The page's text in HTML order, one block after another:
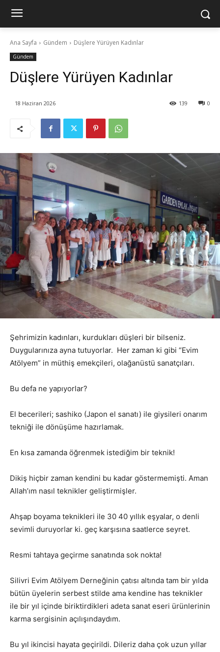
Ana Sayfa Gündem Düşlere Yürüyen Kadınlar
Gündem
Düşlere Yürüyen Kadınlar
18 Haziran 2026 0
139
Şehrimizin kadınları, kurdukları düşleri bir bilseniz.
Duygularınıza ayna tutuyorlar. Her zaman ki gibi “Evim
Atölyem” in müthiş emekçileri, olağanüstü sanatçıları.
Bu defa ne yapıyorlar?
El becerileri; sashiko (Japon el sanatı) ile giysileri onarım
tekniği ile dönüşüme hazırlamak.
En kısa zamanda öğrenmek istediğim bir teknik!
Dikiş hiçbir zaman kendini bu kadar göstermemişti. Aman
Allah’ım nasıl teknikler geliştirmişler.
Ahşap boyama teknikleri ile 30 40 yıllık eşyalar, o denli
sevimli duruyorlar ki. geç karşısına saatlerce seyret.
Resmi tahtaya geçirme sanatında sok nokta!
Silivri Evim Atölyem Derneğinin çatısı altında tam bir yılda
bütün üyelerin serbest stilde ama kendine has teknikler
ile bir yıl içinde biriktirdikleri adeta sanat eseri ürünlerinin
karma sergisinin açılışındaydım.
Bu yıl ikincisi hayata geçirildi. Dileriz daha çok uzun yıllar